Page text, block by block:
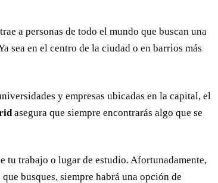
a personas de todo el mundo que buscan una
sea en el centro de la ciudad o en barrios más
y empresas ubicadas en la capital, el
asegura que siempre encontrarás algo que se
tu trabajo o lugar de estudio. Afortunadamente,
busques, siempre habrá una opción de